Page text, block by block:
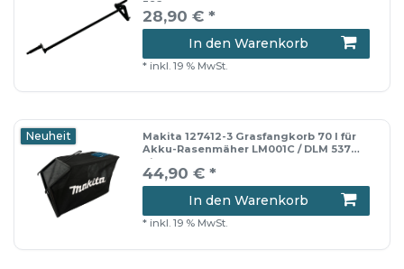
382
28,90 € *
In den Warenkorb
* inkl. 19 % MwSt.
Neuheit
Makita 127412-3 Grasfangkorb 70 l für
Akku-Rasenmäher LM001C / DLM 537
etc.
44,90 € *
In den Warenkorb
* inkl. 19 % MwSt.